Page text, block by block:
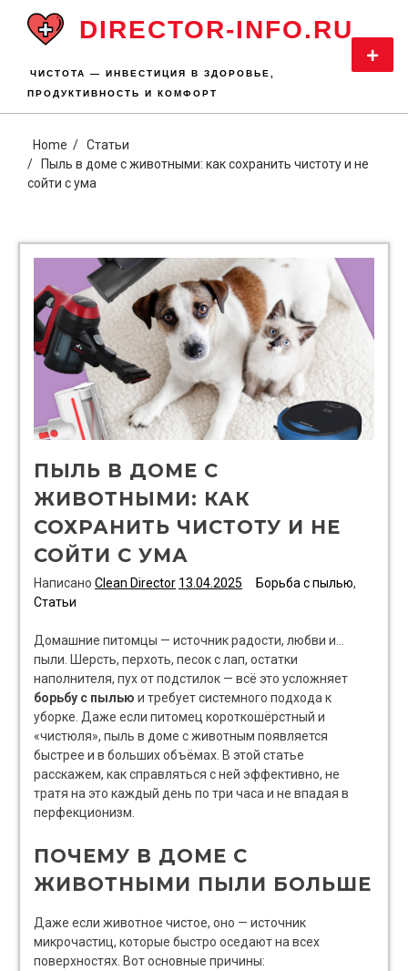
content
DIRECTOR-INFO.RU
Menu
ЧИСТОТА — ИНВЕСТИЦИЯ В ЗДОРОВЬЕ,
ПРОДУКТИВНОСТЬ И КОМФОРТ
Home
Статьи
Пыль в доме с животными: как сохранить чистоту и не
сойти с ума
ПЫЛЬ В ДОМЕ С
ЖИВОТНЫМИ: КАК
СОХРАНИТЬ ЧИСТОТУ И НЕ
СОЙТИ С УМА
Написано Clean Director 13.04.2025 Борьба с пылью,
Статьи
Домашние питомцы — источник радости, любви и…
пыли. Шерсть, перхоть, песок с лап, остатки
наполнителя, пух от подстилок — всё это усложняет
борьбу с пылью и требует системного подхода к
уборке. Даже если питомец короткошёрстный и
«чистюля», пыль в доме с животным появляется
быстрее и в больших объёмах. В этой статье
расскажем, как справляться с ней эффективно, не
тратя на это каждый день по три часа и не впадая в
перфекционизм.
ПОЧЕМУ В ДОМЕ С
ЖИВОТНЫМИ ПЫЛИ БОЛЬШЕ
Даже если животное чистое, оно — источник
микрочастиц, которые быстро оседают на всех
поверхностях. Вот основные причины: